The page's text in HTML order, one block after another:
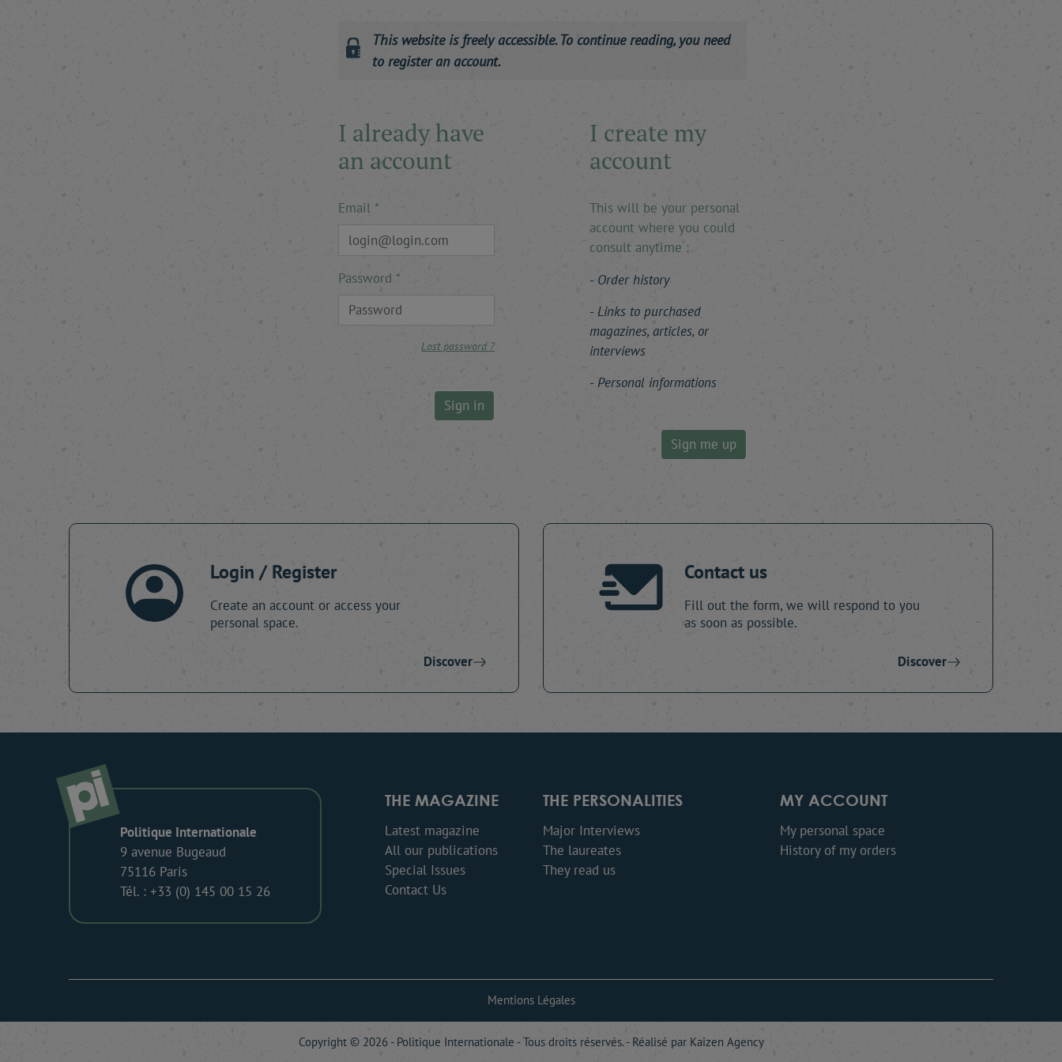
This website is freely accessible. To continue reading, you need
to register an account.
I already have
an account
Email
Password
Lost password ?
Sign in
I create my
account
This will be your personal
account where you could
consult anytime :
Order history
Links to purchased
magazines, articles, or
interviews
Personal informations
Sign me up
Login / Register
Create an account or access your
personal space.
Discover
Contact us
Fill out the form, we will respond to you
as soon as possible.
Discover
Politique Internationale
9 avenue Bugeaud
75116 Paris
Tél. : +33 (0) 145 00 15 26
THE MAGAZINE
Latest magazine
All our publications
Special Issues
Contact Us
THE PERSONALITIES
Major Interviews
The laureates
They read us
MY ACCOUNT
My personal space
History of my orders
Mentions Légales
Copyright © 2026 - Politique Internationale - Tous droits réservés. - Réalisé par Kaizen Agency